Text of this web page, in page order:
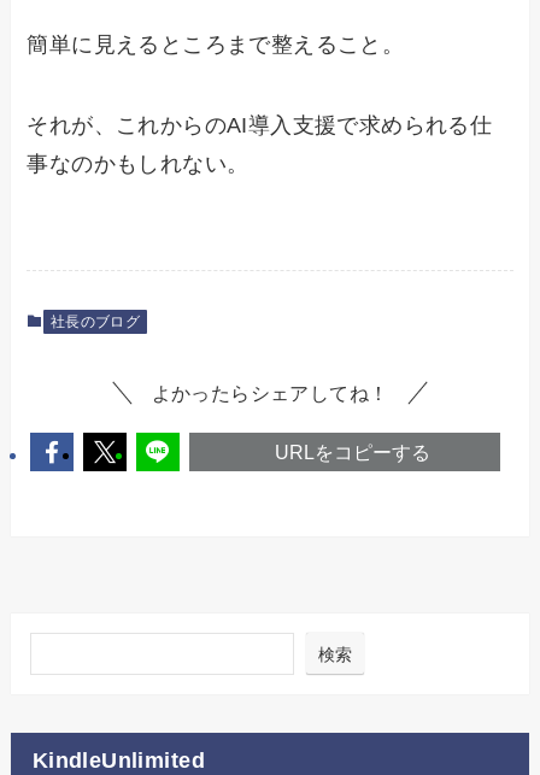
簡単に見えるところまで整えること。
それが、これからのAI導入支援で求められる仕
事なのかもしれない。
社長のブログ
よかったらシェアしてね！
URLをコピーする
検索
KindleUnlimited